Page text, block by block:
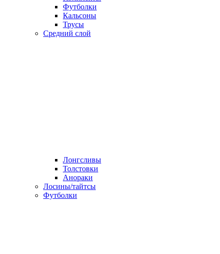
Футболки
Кальсоны
Трусы
Средний слой
Лонгсливы
Толстовки
Анораки
Лосины/тайтсы
Футболки